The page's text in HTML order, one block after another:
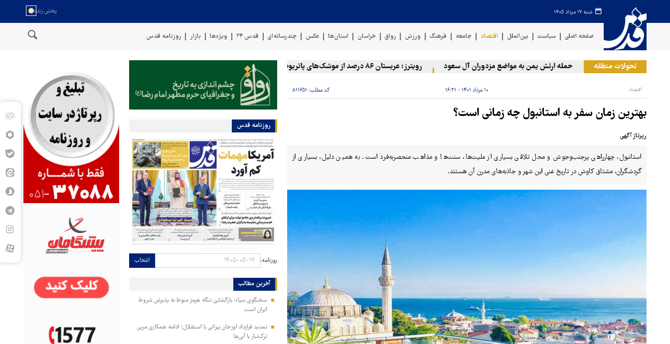
شنبه ۱۷ مرداد ۱۴۰۵
صفحه اصلی سیاست بین‌الملل اقتصاد جامعه فرهنگ ورزش رواق خراسان استان‌ها عکس چندرسانه‌ای قدس ۲۴ ویژه‌ها بازار روزنامه قدس
تحولات منطقه حمله ارتش یمن به مواضع مزدوران آل سعود رویترز: عربستان ۸۶ درصد از موشک‌های پاتریوت خود را استفاده کرده است
اقتصاد ۱۰ مرداد ۱۴۰۱ - ۱۶:۲۱ کد مطلب: ۸۱۱۶۵۱
بهترین زمان سفر به استانبول چه زمانی است؟
رپرتاژ آگهی
استانبول، چهارراهی پرجنب‌وجوش و محل تلاقی بسیاری از ملیت‌ها، سنت‌ها و مذاهب منحصربه‌فرد است. به همین دلیل، بسیاری از
گردشگران، مشتاق کاوش در تاریخ غنی این شهر و جاذبه‌های مدرن آن هستند.
روزنامه قدس
روزنامه: انتخاب
آخرین مطالب
سخنگوی سپاه: بازگشایی تنگه هرمز منوط به پذیرش شروط
ایران است
تمدید قرارداد اوزجان بیزاتی با استقلال؛ ادامه همکاری مربی
ترک‌تبار با آبی‌ها